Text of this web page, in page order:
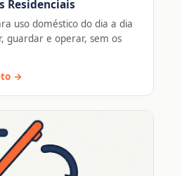
Residenciais
uso doméstico do dia a dia
guardar e operar, sem os
→